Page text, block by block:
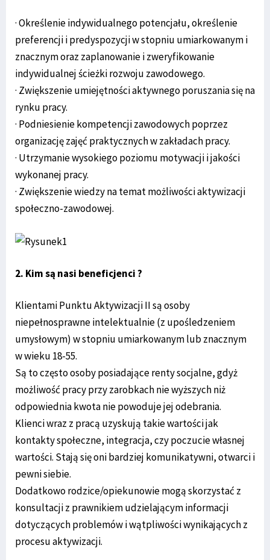
· Określenie indywidualnego potencjału, określenie
preferencji i predyspozycji w stopniu umiarkowanym i
znacznym oraz zaplanowanie i zweryfikowanie
indywidualnej ścieżki rozwoju zawodowego.
· Zwiększenie umiejętności aktywnego poruszania się na
rynku pracy.
· Podniesienie kompetencji zawodowych poprzez
organizację zajęć praktycznych w zakładach pracy.
· Utrzymanie wysokiego poziomu motywacji i jakości
wykonanej pracy.
· Zwiększenie wiedzy na temat możliwości aktywizacji
społeczno-zawodowej.
2. Kim są nasi beneficjenci ?
Klientami Punktu Aktywizacji II są osoby
niepełnosprawne intelektualnie (z upośledzeniem
umysłowym) w stopniu umiarkowanym lub znacznym
w wieku 18-55.
Są to często osoby posiadające renty socjalne, gdyż
możliwość pracy przy zarobkach nie wyższych niż
odpowiednia kwota nie powoduje jej odebrania.
Klienci wraz z pracą uzyskują takie wartości jak
kontakty społeczne, integracja, czy poczucie własnej
wartości. Stają się oni bardziej komunikatywni, otwarci i
pewni siebie.
Dodatkowo rodzice/opiekunowie mogą skorzystać z
konsultacji z prawnikiem udzielającym informacji
dotyczących problemów i wątpliwości wynikających z
procesu aktywizacji.